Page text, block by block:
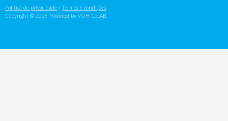
Política de privacidade / Termos e condições
Copyright © 2026 Powered by VOH.CoLAB.